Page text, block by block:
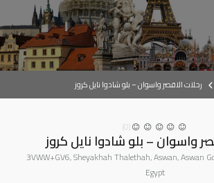
رحلات الاقصر واسوان – بلو شادوا نايل كروز
(0)
واسوان – بلو شادوا نايل كروز
3VWW+GV6, Sheyakhah Thalethah, Aswan, Aswan
Egypt